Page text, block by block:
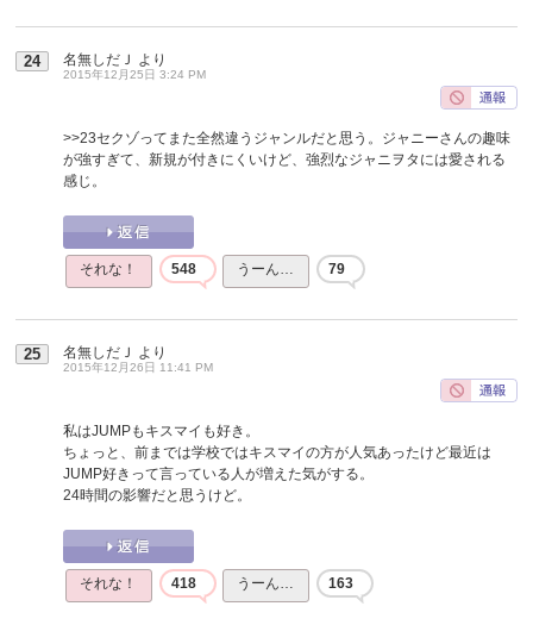
24 名無しだＪ より
2015年12月25日 3:24 PM
>>23セクゾってまた全然違うジャンルだと思う。ジャニーさんの趣味
が強すぎて、新規が付きにくいけど、強烈なジャニヲタには愛される
感じ。
それな！ 548 うーん… 79
25 名無しだＪ より
2015年12月26日 11:41 PM
私はJUMPもキスマイも好き。
ちょっと、前までは学校ではキスマイの方が人気あったけど最近は
JUMP好きって言っている人が増えた気がする。
24時間の影響だと思うけど。
それな！ 418 うーん… 163